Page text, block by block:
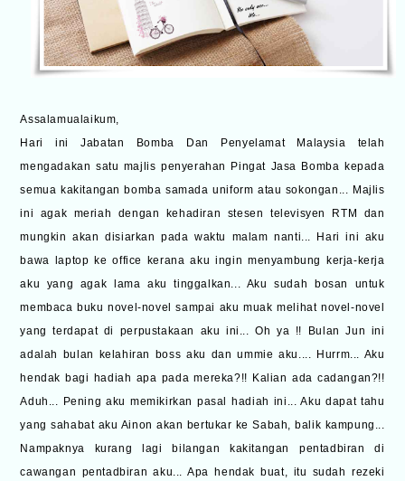
Assalamualaikum,
Hari ini Jabatan Bomba Dan Penyelamat Malaysia telah
mengadakan satu majlis penyerahan Pingat Jasa Bomba kepada
semua kakitangan bomba samada uniform atau sokongan... Majlis
ini agak meriah dengan kehadiran stesen televisyen RTM dan
mungkin akan disiarkan pada waktu malam nanti... Hari ini aku
bawa laptop ke office kerana aku ingin menyambung kerja-kerja
aku yang agak lama aku tinggalkan... Aku sudah bosan untuk
membaca buku novel-novel sampai aku muak melihat novel-novel
yang terdapat di perpustakaan aku ini... Oh ya !! Bulan Jun ini
adalah bulan kelahiran boss aku dan ummie aku.... Hurrm... Aku
hendak bagi hadiah apa pada mereka?!! Kalian ada cadangan?!!
Aduh... Pening aku memikirkan pasal hadiah ini... Aku dapat tahu
yang sahabat aku Ainon akan bertukar ke Sabah, balik kampung...
Nampaknya kurang lagi bilangan kakitangan pentadbiran di
cawangan pentadbiran aku... Apa hendak buat, itu sudah rezeki